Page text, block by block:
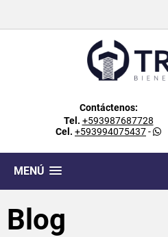
Contáctenos:
Tel. +593987687728
Cel. +593994075437-
MENÚ
Blog